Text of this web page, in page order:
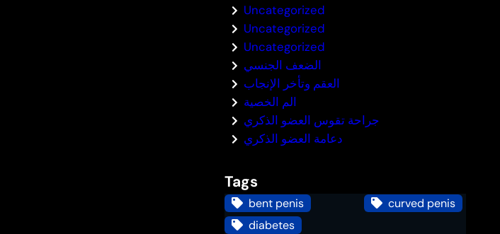
Uncategorized
Uncategorized
Uncategorized
الضعف الجنسي
العقم وتأخر الإنجاب
الم الخصية
جراحة تقوس العضو الذكري
دعامة العضو الذكري
Tags
bent penis
curved penis
diabetes